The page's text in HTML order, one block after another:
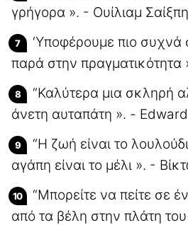
γρήγορα ». - Ουίλιαμ
‘Υποφέρουμε πιο συχνά
παρά στην
“Καλύτερα μια σκληρή
άνετη αυταπάτη ». -
“Η ζωή είναι το
αγάπη είναι το μέλι ». -
“Μπορείτε να πείτε σε
από τα βέλη στην πλάτη